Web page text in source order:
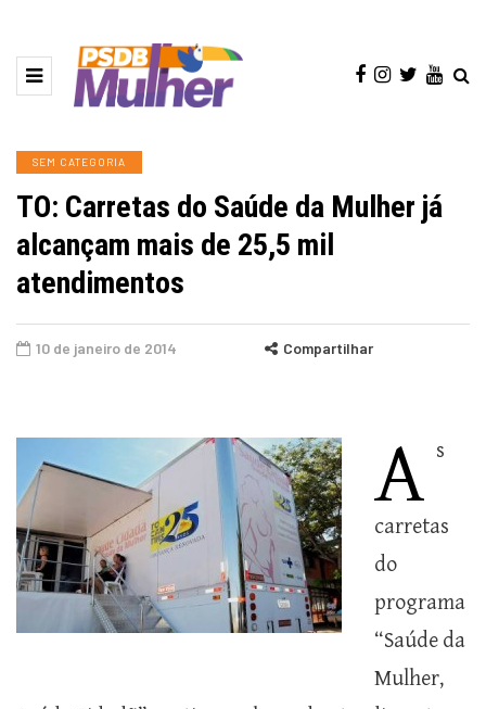
SEM CATEGORIA
TO: Carretas do Saúde da Mulher já
alcançam mais de 25,5 mil
atendimentos
10 de janeiro de 2014 Compartilhar
A s
carretas
do
programa
“Saúde da
Mulher,